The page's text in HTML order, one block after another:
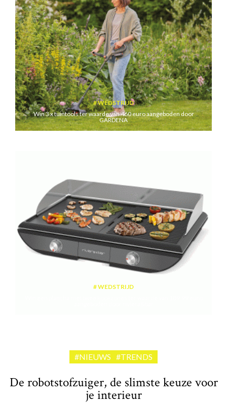
WEDSTRIJD
Win 3 x tuintools ter waarde van 460 euro aangeboden door
GARDENA
WEDSTRIJD
#NIEUWS #TRENDS
De robotstofzuiger, de slimste keuze voor
je interieur